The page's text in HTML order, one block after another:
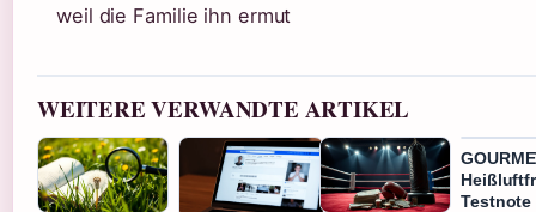
weil die Familie ihn ermut
WEITERE VERWANDTE ARTIKEL
Testnote